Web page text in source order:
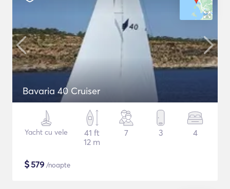
Bavaria 40 Cruiser
Yacht cu vele
41 ft
12 m
7 3 4
$579 /noapte